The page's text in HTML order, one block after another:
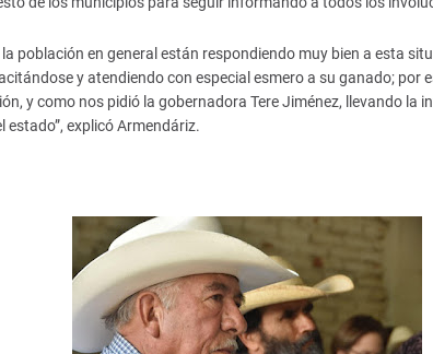
población en general están respondiendo muy bien a esta
y atendiendo con especial esmero a su ganado; por
y como nos pidió la gobernadora Tere Jiménez, llevando la
estado”, explicó Armendáriz.